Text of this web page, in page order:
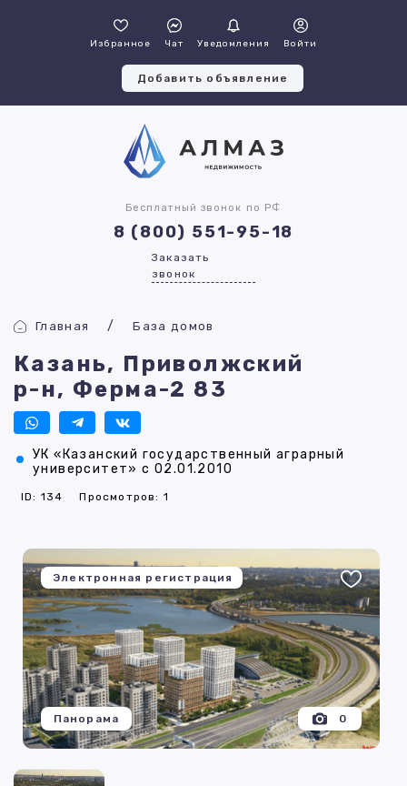
Избранное Чат Уведомления Войти
Добавить объявление
Бесплатный звонок по РФ
8 (800) 551-95-18
Заказать
звонок
Главная База домов
Казань, Приволжский
р-н, Ферма-2 83
УК «Казанский государственный аграрный
университет» с 02.01.2010
ID: 134 Просмотров: 1
Электронная регистрация
0
Панорама